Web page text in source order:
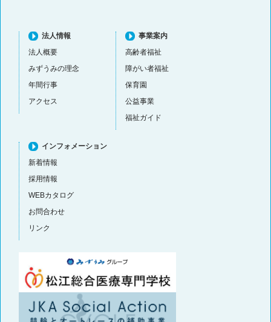
法人情報
法人概要
みずうみの理念
年間行事
アクセス
事業案内
高齢者福祉
障がい者福祉
保育園
公益事業
福祉ガイド
インフォメーション
新着情報
採用情報
WEBカタログ
お問合わせ
リンク